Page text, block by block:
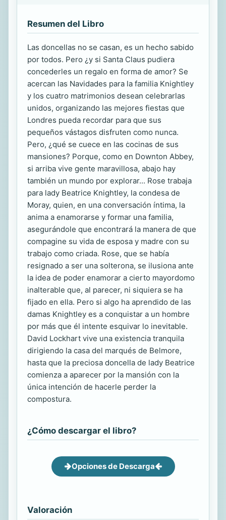
Resumen del Libro
Las doncellas no se casan, es un hecho sabido
por todos. Pero ¿y si Santa Claus pudiera
concederles un regalo en forma de amor? Se
acercan las Navidades para la familia Knightley
y los cuatro matrimonios desean celebrarlas
unidos, organizando las mejores fiestas que
Londres pueda recordar para que sus
pequeños vástagos disfruten como nunca.
Pero, ¿qué se cuece en las cocinas de sus
mansiones? Porque, como en Downton Abbey,
si arriba vive gente maravillosa, abajo hay
también un mundo por explorar... Rose trabaja
para lady Beatrice Knightley, la condesa de
Moray, quien, en una conversación íntima, la
anima a enamorarse y formar una familia,
asegurándole que encontrará la manera de que
compagine su vida de esposa y madre con su
trabajo como criada. Rose, que se había
resignado a ser una solterona, se ilusiona ante
la idea de poder enamorar a cierto mayordomo
inalterable que, al parecer, ni siquiera se ha
fijado en ella. Pero si algo ha aprendido de las
damas Knightley es a conquistar a un hombre
por más que él intente esquivar lo inevitable.
David Lockhart vive una existencia tranquila
dirigiendo la casa del marqués de Belmore,
hasta que la preciosa doncella de lady Beatrice
comienza a aparecer por la mansión con la
única intención de hacerle perder la
compostura.
¿Cómo descargar el libro?
Opciones de Descarga
Valoración